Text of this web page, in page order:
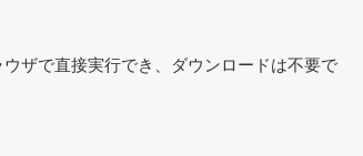
ザで直接実行でき、ダウンロードは不要で